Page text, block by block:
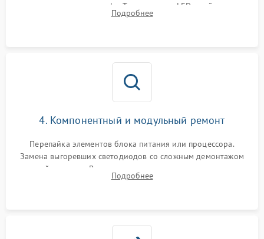
помощью осциллографа. Тестирование LED-драйвера и
светодиодных планок подсветки мультиметром.
Подробнее
4. Компонентный и модульный ремонт
Перепайка элементов блока питания или процессора.
Замена выгоревших светодиодов со сложным демонтажом
хрупкой матрицы. Восстановление поврежденных дорожек,
прошивка микросхем памяти EEPROM
Подробнее